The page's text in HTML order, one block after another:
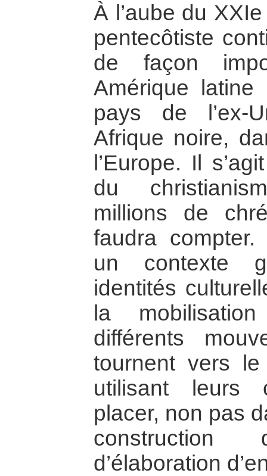
À l’aube du
pentecôtiste
de façon
Amérique
pays de l’ex-
Afrique noire,
l’Europe. Il
du
millions de
faudra
un contexte
identités
la
différents
tournent vers le
utilisant leurs
placer, non pas
d’élaboration